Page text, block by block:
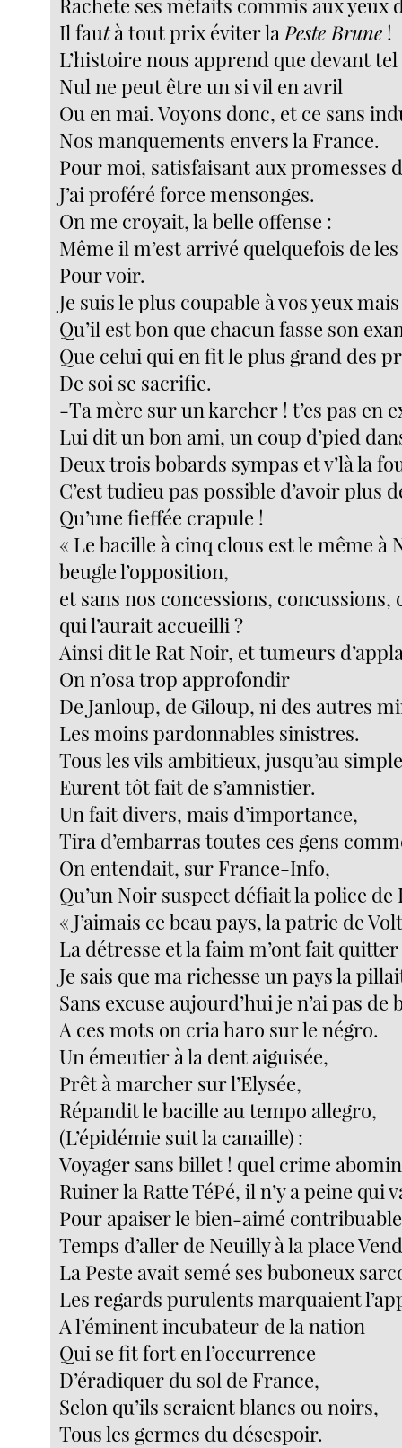
Il fautà tout prix éviter la Peste Brune !
L’histoire nous apprend que devant
Nul ne peut être un si vil en avril
Ou en mai. Voyons donc, et ce sans
Nos manquements envers la France.
Pour moi, satisfaisant aux promesses
J’ai proféré force mensonges.
On me croyait, la belle offense :
Même il m’est arrivé quelquefois de
Pour voir.
Je suis le plus coupable à vos yeux
Qu’il est bon que chacun fasse son
Que celui qui en fit le plus grand des
De soi se sacrifie.
-Ta mère sur un karcher ! t’es pas en
Lui dit un bon ami, un coup d’pied
Deux trois bobards sympas et v’là la
C’est tudieu pas possible d’avoir plus
Qu’une fieffée crapule !
« Le bacille à cinq clous est le même à
beugle l’opposition,
et sans nos concessions,
qui l’aurait accueilli ?
Ainsi dit le Rat Noir, et tumeurs
On n’osa trop approfondir
De Janloup, de Giloup, ni des autres
Les moins pardonnables sinistres.
Tous les vils ambitieux, jusqu’au
Eurent tôt fait de s’amnistier.
Un fait divers, mais d’importance,
Tira d’embarras toutes ces gens
On entendait, sur France-Info,
Qu’un Noir suspect défiait la police de
« J’aimais ce beau pays, la patrie de
La détresse et la faim m’ont fait
Je sais que ma richesse un pays la
Sans excuse aujourd’hui je n’ai pas de
A ces mots on cria haro sur le négro.
Un émeutier à la dent aiguisée,
Prêt à marcher sur l’Elysée,
Répandit le bacille au tempo allegro,
(L’épidémie suit la canaille) :
Voyager sans billet ! quel crime
Ruiner la Ratte TéPé, il n’y a peine qui
Pour apaiser le bien-aimé
Temps d’aller de Neuilly à la place
La Peste avait semé ses buboneux
Les regards purulents marquaient
A l’éminent incubateur de la nation
Qui se fit fort en l’occurrence
D’éradiquer du sol de France,
Selon qu’ils seraient blancs ou noirs,
Tous les germes du désespoir.